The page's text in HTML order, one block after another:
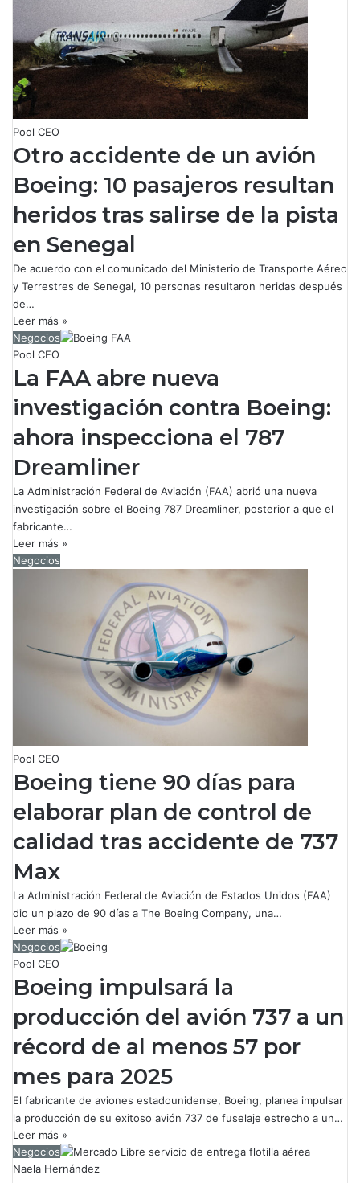
Pool CEO
Otro accidente de un avión
Boeing: 10 pasajeros resultan
heridos tras salirse de la pista
en Senegal
De acuerdo con el comunicado del Ministerio de Transporte Aéreo
y Terrestres de Senegal, 10 personas resultaron heridas después
de…
Leer más »
Negocios
Pool CEO
La FAA abre nueva
investigación contra Boeing:
ahora inspecciona el 787
Dreamliner
La Administración Federal de Aviación (FAA) abrió una nueva
investigación sobre el Boeing 787 Dreamliner, posterior a que el
fabricante…
Leer más »
Negocios
Pool CEO
Boeing tiene 90 días para
elaborar plan de control de
calidad tras accidente de 737
Max
La Administración Federal de Aviación de Estados Unidos (FAA)
dio un plazo de 90 días a The Boeing Company, una…
Leer más »
Negocios
Pool CEO
Boeing impulsará la
producción del avión 737 a un
récord de al menos 57 por
mes para 2025
El fabricante de aviones estadounidense, Boeing, planea impulsar
la producción de su exitoso avión 737 de fuselaje estrecho a un…
Leer más »
Negocios
Naela Hernández